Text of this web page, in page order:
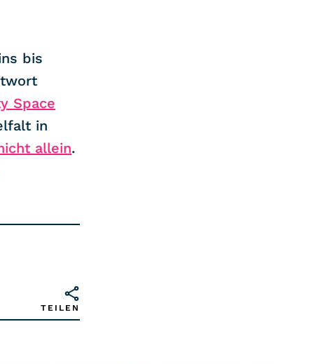
bis
Space
in
allein.
TEILEN